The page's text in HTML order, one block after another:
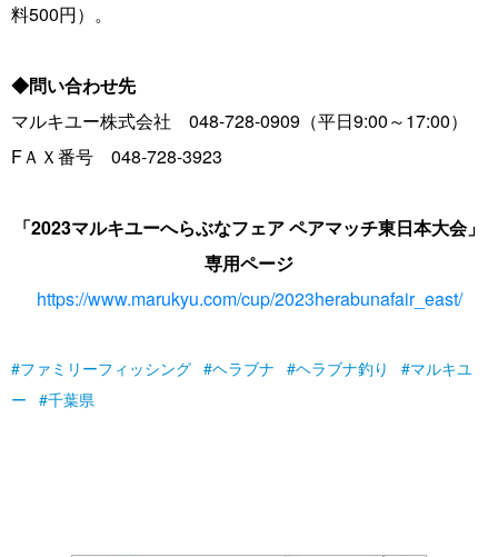
料500円）。
◆問い合わせ先
マルキユー株式会社 0‌4‌8-7‌2‌8-0909（平日9:00～17:00）
FＡＸ番号 0‌4‌8-7‌2‌8-3923
「2023マルキユーへらぶなフェア ペアマッチ東日本大会」
専用ページ
https://www.marukyu.com/cup/2023herabunafair_east/
ファミリーフィッシング ヘラブナ ヘラブナ釣り
マルキユ
ー
千葉県